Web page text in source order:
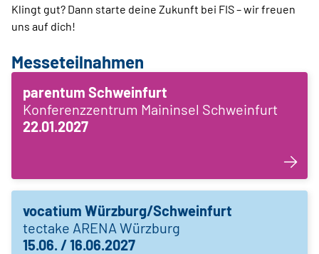
Klingt gut? Dann starte deine Zukunft bei FIS – wir freuen
uns auf dich!
Messeteilnahmen
parentum Schweinfurt
Konferenzzentrum Maininsel Schweinfurt
22.01.2027
vocatium Würzburg/Schweinfurt
tectake ARENA Würzburg
15.06. / 16.06.2027